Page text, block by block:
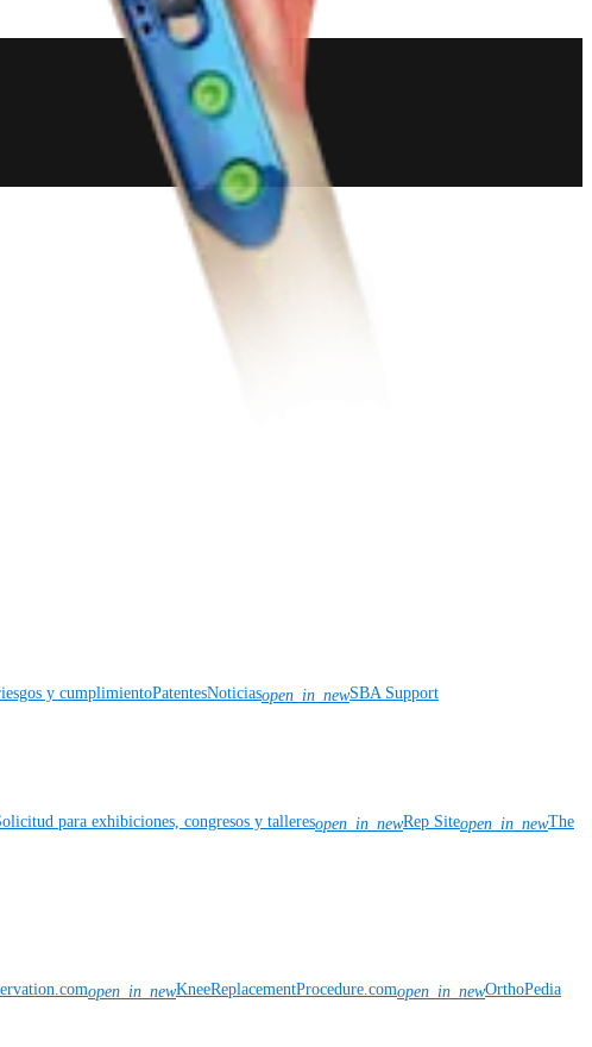
y cumplimientoPatentesNoticiasopen_in_newSBA Support
para exhibiciones, congresos y talleresopen_in_newRep Siteopen_in_newThe
open_in_newKneeReplacementProcedure.comopen_in_newOrthoPedia